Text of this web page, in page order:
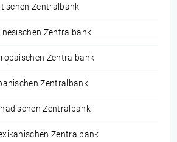
Zentralbank
Zentralbank
Zentralbank
Zentralbank
Zentralbank
Zentralbank